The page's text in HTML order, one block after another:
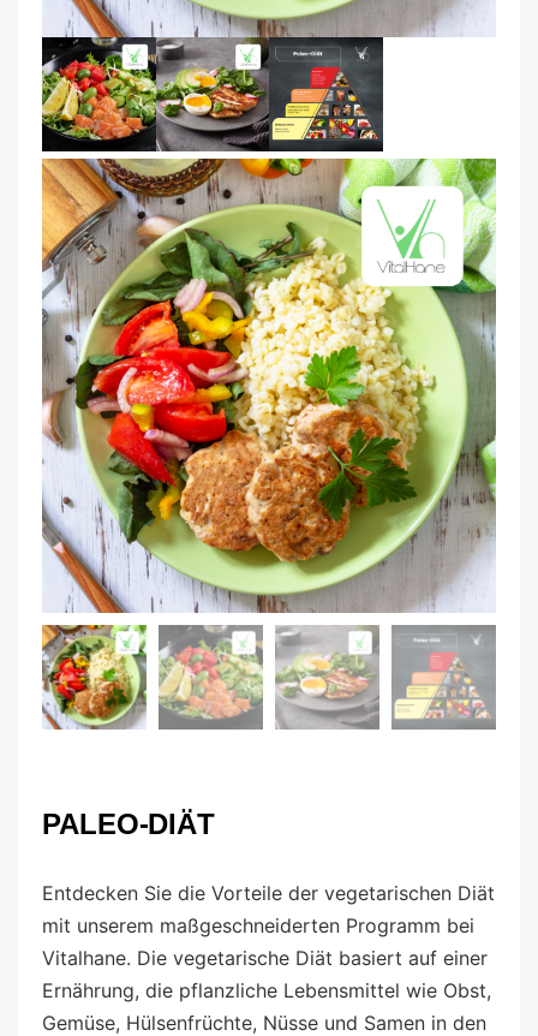
PALEO-DIÄT
Entdecken Sie die Vorteile der vegetarischen Diät
mit unserem maßgeschneiderten Programm bei
Vitalhane. Die vegetarische Diät basiert auf einer
Ernährung, die pflanzliche Lebensmittel wie Obst,
Gemüse, Hülsenfrüchte, Nüsse und Samen in den